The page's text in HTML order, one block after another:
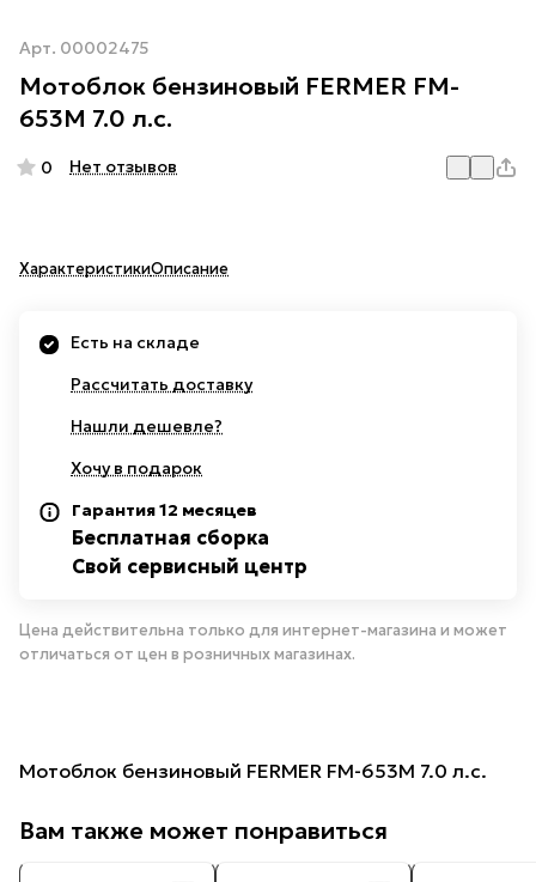
Арт. 00002475
Мотоблок бензиновый FERMER FM-
653М 7.0 л.с.
0 Нет отзывов
ХарактеристикиОписание
Есть на складе
Рассчитать доставку
Нашли дешевле?
Хочу в подарок
Гарантия 12 месяцев
Бесплатная сборка
Свой сервисный центр
Цена действительна только для интернет-магазина и может
отличаться от цен в розничных магазинах.
Мотоблок бензиновый FERMER FM-653М 7.0 л.с.
Вам также может понравиться